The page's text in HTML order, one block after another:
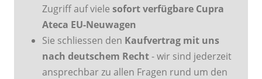
Zugriff auf viele sofort verfügbare Cupra
Ateca EU-Neuwagen
Sie schliessen den Kaufvertrag mit uns
nach deutschem Recht- wir sind jederzeit
ansprechbar zu allen Fragen rund um den